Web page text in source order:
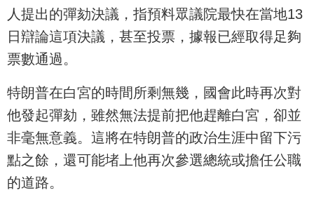
人提出的彈劾決議，指預料眾議院最快在當地13
日辯論這項決議，甚至投票，據報已經取得足夠
票數通過。
特朗普在白宮的時間所剩無幾，國會此時再次對
他發起彈劾，雖然無法提前把他趕離白宮，卻並
非毫無意義。這將在特朗普的政治生涯中留下污
點之餘，還可能堵上他再次參選總統或擔任公職
的道路。